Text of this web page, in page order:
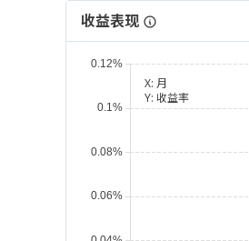
收益表现
X: 月
Y: 收益率